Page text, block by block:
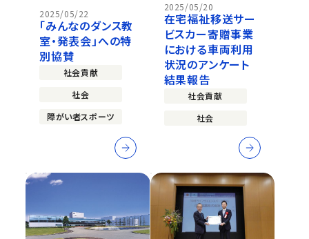
2025/05/22
「みんなのダンス教
室・発表会」への特
別協賛
社会貢献
社会
障がい者スポーツ
2025/05/20
在宅福祉移送サー
ビスカー寄贈事業
における車両利用
状況のアンケート
結果報告
社会貢献
社会